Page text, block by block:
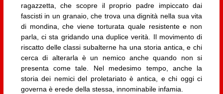
ragazzetta, che scopre il proprio padre impiccato dai
fascisti in un granaio, che trova una dignità nella sua vita
di mondina, che viene torturata quale resistente e non
parla, ci sta gridando una duplice verità. Il movimento di
riscatto delle classi subalterne ha una storia antica, e chi
cerca di alterarla è un nemico anche quando non si
presenta come tale. Nel medesimo tempo, anche la
storia dei nemici del proletariato è antica, e chi oggi ci
governa è erede della stessa, innominabile infamia.